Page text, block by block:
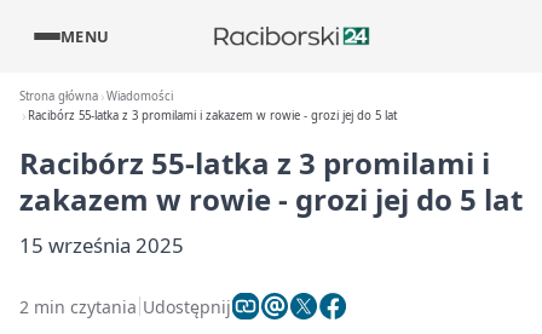
MENU
Strona główna Wiadomości
Racibórz 55-latka z 3 promilami i zakazem w rowie - grozi jej do 5 lat
Racibórz 55-latka z 3 promilami i
zakazem w rowie - grozi jej do 5 lat
15 września 2025
2 min czytania Udostępnij